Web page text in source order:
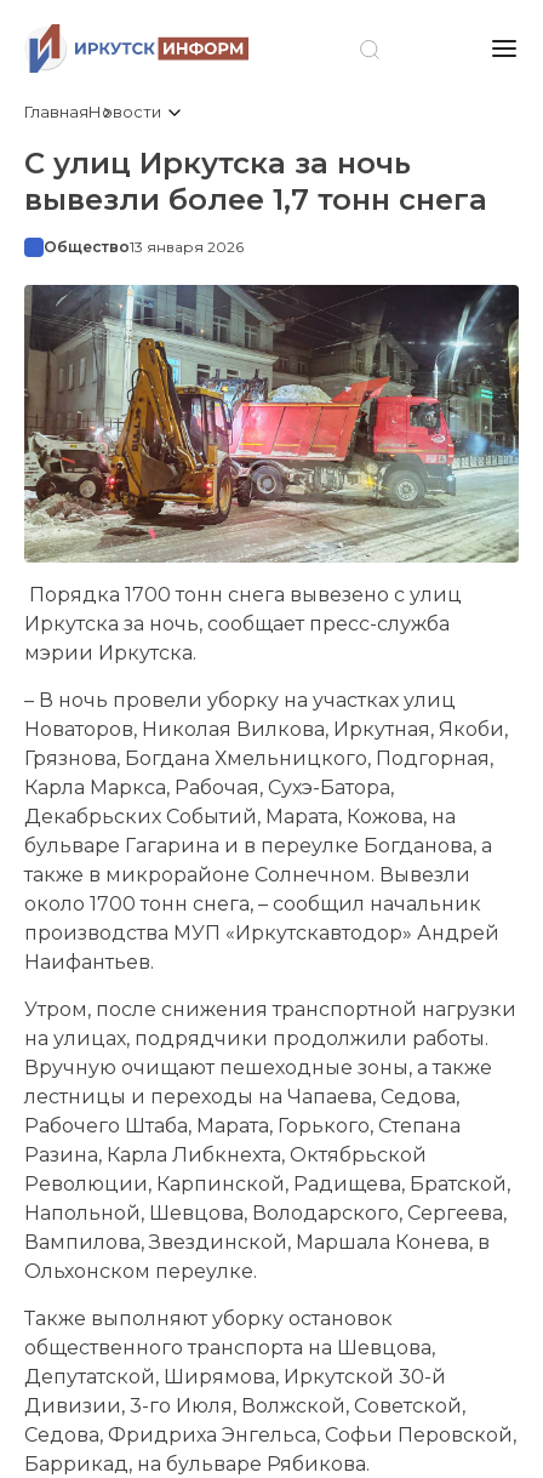
ГлавнаяНовости
С улиц Иркутска за ночь
вывезли более 1,7 тонн снега
Общество13 января 2026
Порядка 1700 тонн снега вывезено с улиц
Иркутска за ночь, сообщает пресс-служба
мэрии Иркутска.
– В ночь провели уборку на участках улиц
Новаторов, Николая Вилкова, Иркутная, Якоби,
Грязнова, Богдана Хмельницкого, Подгорная,
Карла Маркса, Рабочая, Сухэ-Батора,
Декабрьских Событий, Марата, Кожова, на
бульваре Гагарина и в переулке Богданова, а
также в микрорайоне Солнечном. Вывезли
около 1700 тонн снега, – сообщил начальник
производства МУП «Иркутскавтодор» Андрей
Наифантьев.
Утром, после снижения транспортной нагрузки
на улицах, подрядчики продолжили работы.
Вручную очищают пешеходные зоны, а также
лестницы и переходы на Чапаева, Седова,
Рабочего Штаба, Марата, Горького, Степана
Разина, Карла Либкнехта, Октябрьской
Революции, Карпинской, Радищева, Братской,
Напольной, Шевцова, Володарского, Сергеева,
Вампилова, Звездинской, Маршала Конева, в
Ольхонском переулке.
Также выполняют уборку остановок
общественного транспорта на Шевцова,
Депутатской, Ширямова, Иркутской 30-й
Дивизии, 3-го Июля, Волжской, Советской,
Седова, Фридриха Энгельса, Софьи Перовской,
Баррикад, на бульваре Рябикова.